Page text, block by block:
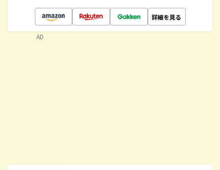
詳細を見る
AD